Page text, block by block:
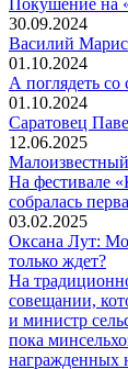
Покушение на
30.09.2024
Василий
01.10.2024
А поглядеть со
01.10.2024
Саратовец
12.06.2025
На фестивале
собралась
03.02.2025
Оксана Лут:
только ждет?
На
совещании,
и министр
пока
награжденных